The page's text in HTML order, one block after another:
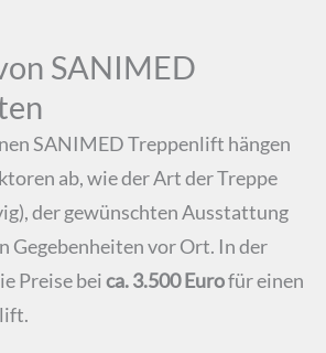
SANIMED
SANIMED Treppenlift hängen
ab, wie der Art der Treppe
der gewünschten Ausstattung
Gegebenheiten vor Ort. In der
Preise beica. 3.500 Eurofür einen